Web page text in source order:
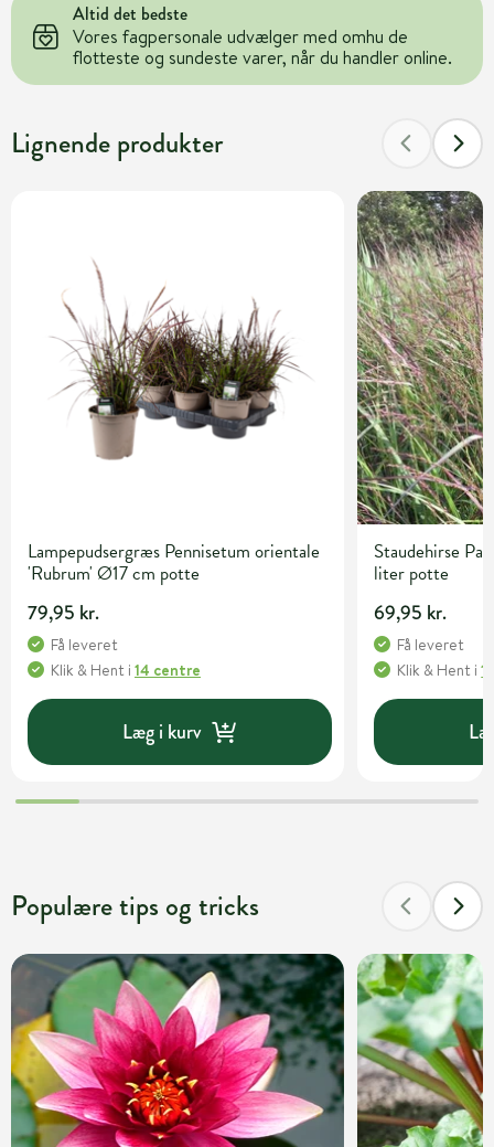
Altid det bedste
Vores fagpersonale udvælger med omhu de
flotteste og sundeste varer, når du handler online.
Lignende produkter
Lampepudsergræs Pennisetum orientale
'Rubrum' Ø17 cm potte
79,95 kr.
Få leveret
Klik & Hent i 14 centre
Læg i kurv
Staudehirse
liter potte
69,95 kr.
Få leveret
Klik & Hent i
Populære tips og tricks